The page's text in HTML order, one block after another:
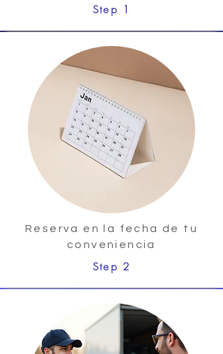
Step 1
Reserva en la fecha de tu
conveniencia
Step 2